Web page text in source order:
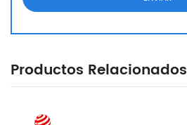
Productos Relacionados